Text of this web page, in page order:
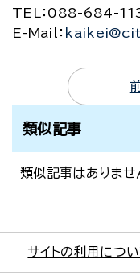
TEL
：088-684-
E-Mail
：
類似記事
類似記事はありませ
サイトの利用につ